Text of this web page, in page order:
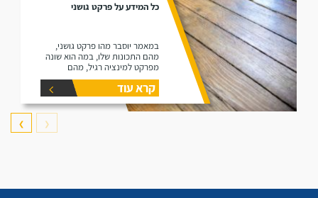
כל המידע על פרקט גושני
במאמר יוסבר מהו פרקט גושני,
מהם התכונות שלו, במה הוא שונה
מפרקט למינציה רגיל, מהם
היתרונות שלו ומהם החסרונות שלו.
קרא עוד
❮
❯